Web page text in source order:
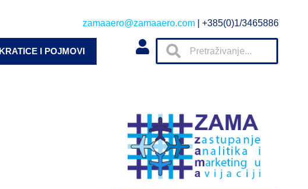
zamaaero@zamaaero.com | +385(0)1/3465886
KRATICE I POJMOVI